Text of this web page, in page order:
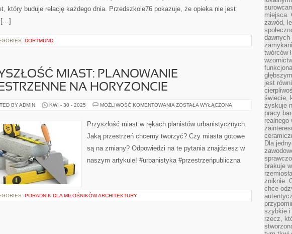
który buduje relację każdego dnia. Przedszkole76 pokazuje, że opieka nie jest
[…]
DORTMUND
MIAST: PLANOWANIE
NA HORYZONCIE
BY ADMIN KWI - 30 - 2025 MOŻLIWOŚĆ KOMENTOWANIA PRZYSZŁOŚĆ
PRZESTRZENNE
NA
ZOSTAŁA WYŁĄCZONA
Przyszłość miast w rękach planistów urbanistycznych.
Jaką przestrzeń chcemy tworzyć? Czy miasta gotowe
są na zmiany? Odpowiedzi na te pytania znajdziesz w
naszym artykule! #urbanistyka #przestrzeńpubliczna
PORADNIK DLA MIŁOŚNIKÓW ARCHITEKTURY
miejsca.
zawód,
twórców
jest
świecie,
zyskuje
pracy
realnego
Dla
brakuje
zniknie.
chce
szybkie i
rzecz,